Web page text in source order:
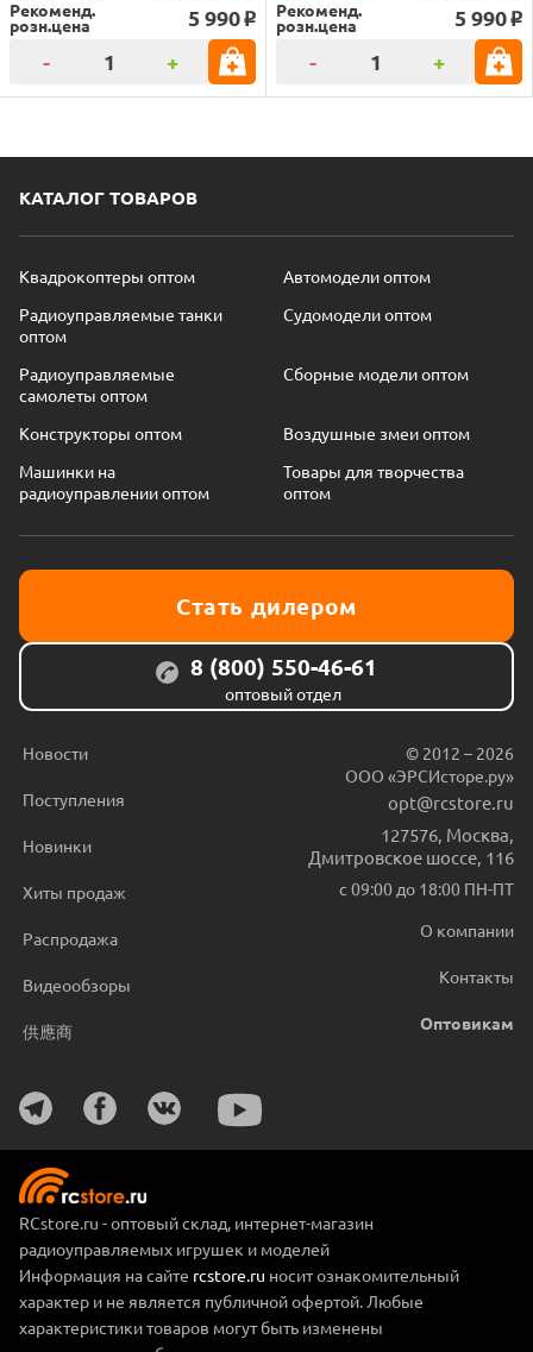
Рекоменд.
розн.цена 5 990 o
- +
Рекоменд.
розн.цена 5 990 o
- +
КАТАЛОГ ТОВАРОВ
Квадрокоптеры оптом
Автомодели оптом
Радиоуправляемые танки
оптом
Судомодели оптом
Радиоуправляемые
самолеты оптом
Сборные модели оптом
Конструкторы оптом
Воздушные змеи оптом
Машинки на
радиоуправлении оптом
Товары для творчества
оптом
Стать дилером
8 (800) 550-46-61
оптовый отдел
Новости
Поступления
Новинки
Хиты продаж
Распродажа
Видеообзоры
供應商
© 2012 – 2026
ООО «ЭРСИсторе.ру»
opt@rcstore.ru
127576 Москва
Дмитровское шоссе, 116
с 09:00 до 18:00 ПН-ПТ
О компании
Контакты
Оптовикам
RCstore.ru - оптовый склад, интернет-магазин
радиоуправляемых игрушек и моделей
Информация на сайте rcstore.ru носит ознакомительный
характер и не является публичной офертой. Любые
характеристики товаров могут быть изменены